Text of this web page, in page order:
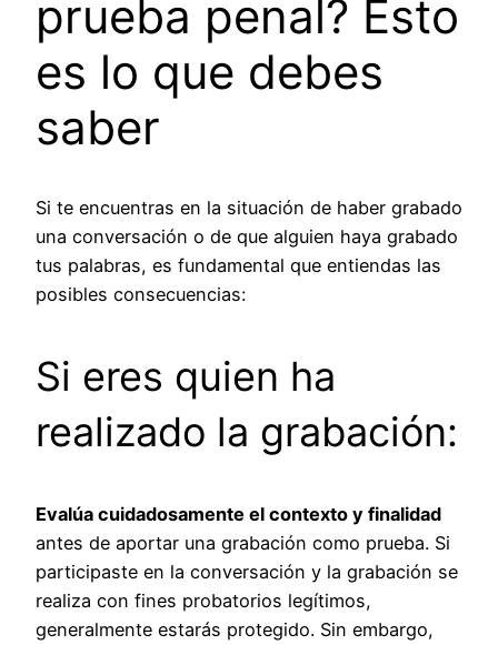
prueba penal? Esto
es lo que debes
saber
Si te encuentras en la situación de haber grabado
una conversación o de que alguien haya grabado
tus palabras, es fundamental que entiendas las
posibles consecuencias:
Si eres quien ha
realizado la grabación:
Evalúa cuidadosamente el contexto y finalidad
antes de aportar una grabación como prueba. Si
participaste en la conversación y la grabación se
realiza con fines probatorios legítimos,
generalmente estarás protegido. Sin embargo,